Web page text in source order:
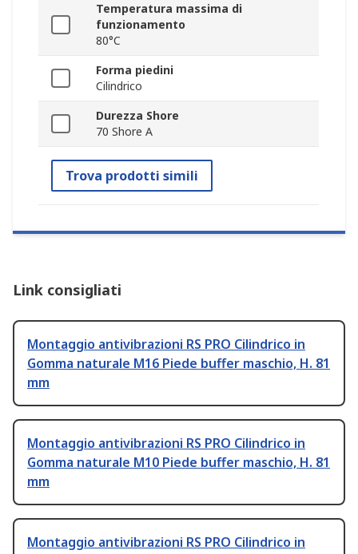
Temperatura massima di
funzionamento
80°C
Forma piedini
Cilindrico
Durezza Shore
70 Shore A
Trova prodotti simili
Link consigliati
Montaggio antivibrazioni RS PRO Cilindrico in
Gomma naturale M16 Piede buffer maschio, H. 81
mm
Montaggio antivibrazioni RS PRO Cilindrico in
Gomma naturale M10 Piede buffer maschio, H. 81
mm
Montaggio antivibrazioni RS PRO Cilindrico in